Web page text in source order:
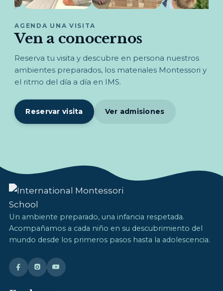
AGENDA UNA VISITA
Ven a conocernos
Reserva tu visita y descubre en persona nuestros
ambientes preparados, los materiales Montessori y
el ritmo del día a día en IMS.
Reservar visita Ver admisiones
Un ambiente preparado, una infancia respetada.
Acompañamos a cada niño en su descubrimiento del
mundo desde los primeros pasos hasta la adolescencia.